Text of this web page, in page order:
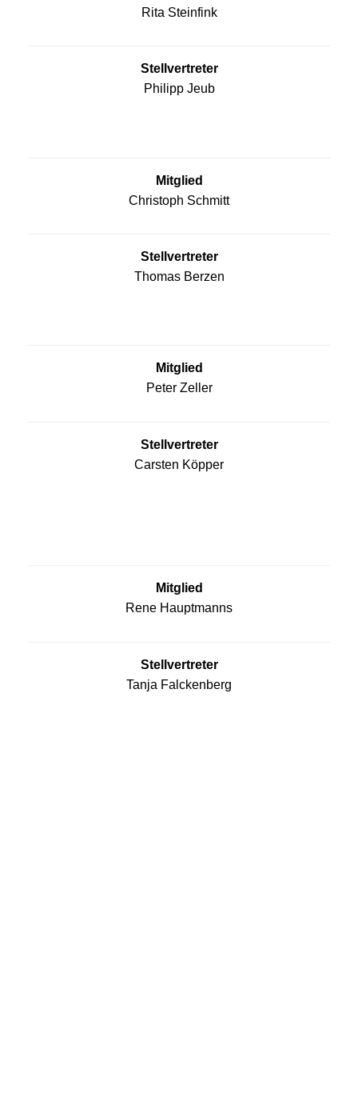
Rita Steinfink
Stellvertreter
Philipp Jeub
Mitglied
Christoph Schmitt
Stellvertreter
Thomas Berzen
Mitglied
Peter Zeller
Stellvertreter
Carsten Köpper
Mitglied
Rene Hauptmanns
Stellvertreter
Tanja Falckenberg